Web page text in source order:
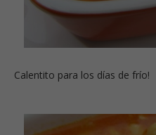
Calentito para los días de frío!